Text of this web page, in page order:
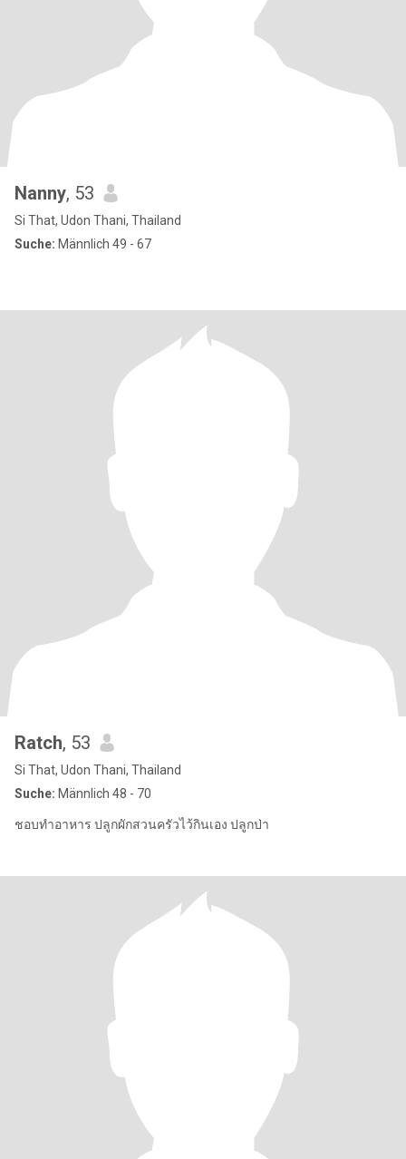
Nanny, 53
Si That, Udon Thani, Thailand
Suche: Männlich 49 - 67
Ratch, 53
Si That, Udon Thani, Thailand
Suche: Männlich 48 - 70
ชอบทำอาหาร ปลูกผักสวนครัวไว้กินเอง ปลูกป่า